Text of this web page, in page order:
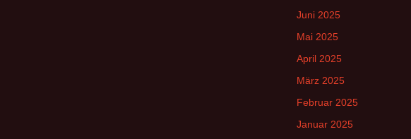
Juni 2025
Mai 2025
April 2025
März 2025
Februar 2025
Januar 2025